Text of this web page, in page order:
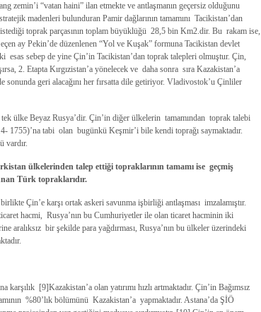
zemin’i “vatan haini” ilan etmekte ve antlaşmanın geçersiz olduğunu
madenleri bulunduran Pamir dağlarının tamamını Tacikistan’dan
istediği toprak parçasının toplam büyüklüğü 28,5 bin Km2.dir. Bu rakam ise,
ay Pekin’de düzenlenen “Yol ve Kuşak” formuna Tacikistan devlet
esas sebep de yine Çin’in Tacikistan’dan toprak talepleri olmuştur. Çin,
2. Etapta Kırgızistan’a yönelecek ve daha sonra sıra Kazakistan’a
geri alacağını her fırsatta dile getiriyor. Vladivostok’u Çinliler
ülke Beyaz Rusya’dir. Çin’in diğer ülkelerin tamamından toprak talebi
1755)’na tabi olan bugünkü Keşmir’i bile kendi toprağı saymaktadır.
vardır.
ülkelerinden talep ettiği topraklarının tamamı ise geçmiş
Türk topraklarıdır.
Çin’e karşı ortak askeri savunma işbirliği antlaşması imzalamıştır.
hacmi, Rusya’nın bu Cumhuriyetler ile olan ticaret hacminin iki
aralıksız bir şekilde para yağdırması, Rusya’nın bu ülkeler üzerindeki
karşılık [9]Kazakistan’a olan yatırımı hızlı artmaktadır. Çin’in Bağımsız
%80’lık bölümünü Kazakistan’a yapmaktadır. Astana’da ŞİÖ